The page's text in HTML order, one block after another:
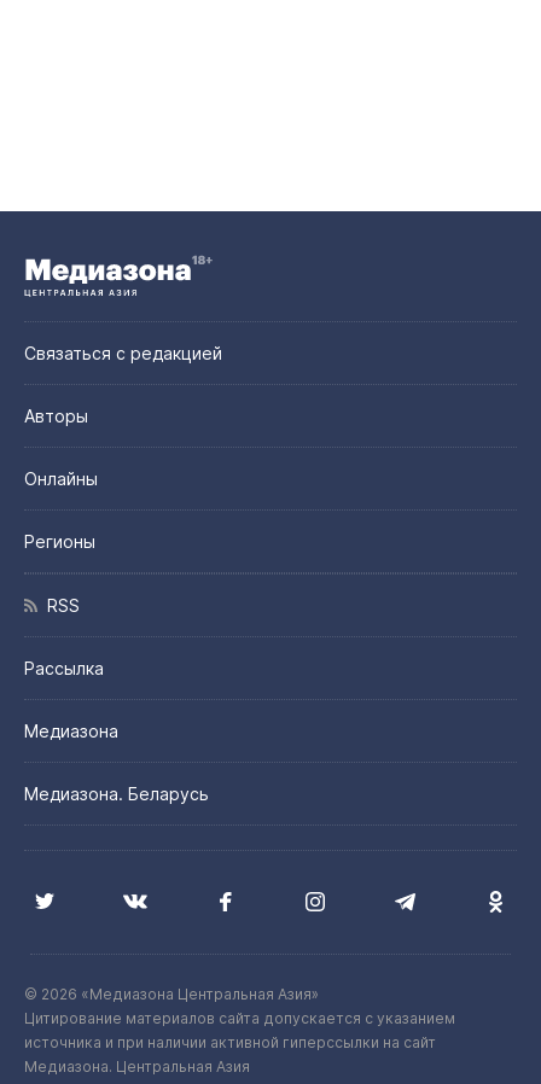
Связаться с редакцией
Авторы
Онлайны
Регионы
RSS
Рассылка
Медиазона
Медиазона. Беларусь
© 2026 «Медиазона Центральная Азия»
Цитирование материалов сайта допускается с указанием
источника и при наличии активной гиперссылки на сайт
Медиазона. Центральная Азия